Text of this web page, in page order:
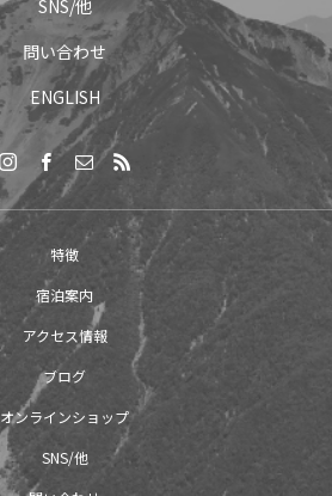
SNS/他
問い合わせ
ENGLISH
特徴
宿泊案内
アクセス情報
ブログ
オンラインショップ
SNS/他